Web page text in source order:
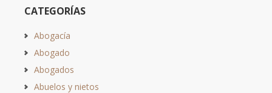
CATEGORÍAS
Abogacía
Abogado
Abogados
Abuelos y nietos